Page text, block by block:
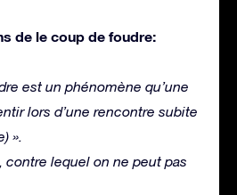
de le coup de foudre:
est un phénomène qu’une
lors d’une rencontre subite
».
contre lequel on ne peut pas